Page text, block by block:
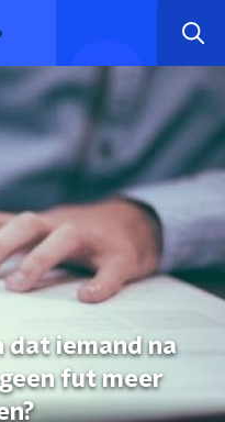
dat iemand na
fut meer